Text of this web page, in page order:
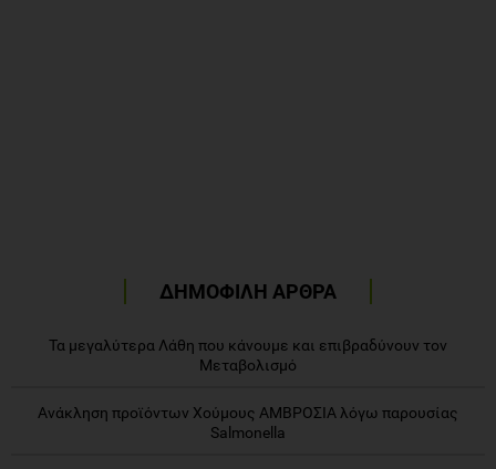
ΔΗΜΟΦΙΛΗ ΑΡΘΡΑ
Τα μεγαλύτερα Λάθη που κάνουμε και επιβραδύνουν τον
Μεταβολισμό
Ανάκληση προϊόντων Χούμους ΑΜΒΡΟΣΙΑ λόγω παρουσίας
Salmonella